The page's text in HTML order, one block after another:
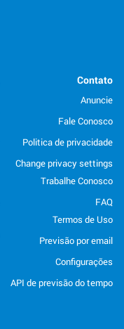
Contato
Anuncie
Fale Conosco
Politica de privacidade
Change privacy settings
Trabalhe Conosco
FAQ
Termos de Uso
Previsão por email
Configurações
API de previsão do tempo